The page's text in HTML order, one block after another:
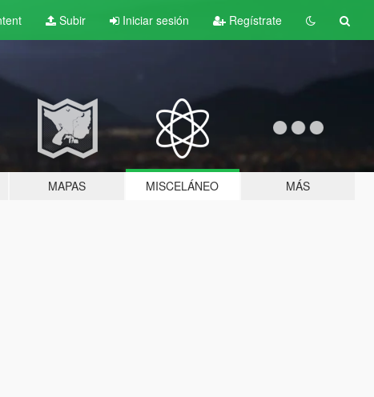
Subir Iniciar sesión Regístrate
MAPAS MISCELÁNEO MÁS